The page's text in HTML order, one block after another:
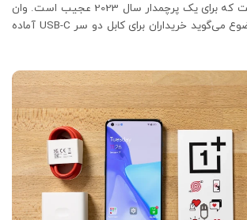
USB-A به USB-C است که برای یک پرچمدار سال 2023 عجیب است. وان
پلاس در مورد این موضوع می‌گوید خریداران برای کابل دو سر USB-C آماده